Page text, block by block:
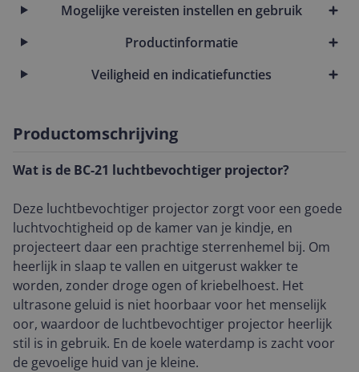
Mogelijke vereisten instellen en gebruik
Productinformatie
Veiligheid en indicatiefuncties
Productomschrijving
Wat is de BC-21 luchtbevochtiger projector?
Deze luchtbevochtiger projector zorgt voor een goede
luchtvochtigheid op de kamer van je kindje, en
projecteert daar een prachtige sterrenhemel bij. Om
heerlijk in slaap te vallen en uitgerust wakker te
worden, zonder droge ogen of kriebelhoest. Het
ultrasone geluid is niet hoorbaar voor het menselijk
oor, waardoor de luchtbevochtiger projector heerlijk
stil is in gebruik. En de koele waterdamp is zacht voor
de gevoelige huid van je kleine.